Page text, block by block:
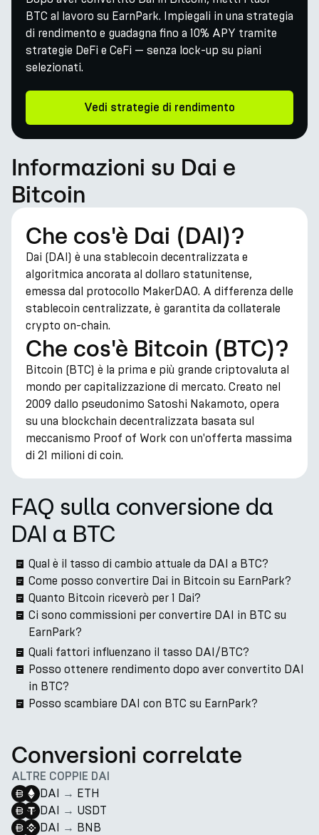
BTC al lavoro su EarnPark. Impiegali in una strategia
di rendimento e guadagna fino a 10% APY tramite
strategie DeFi e CeFi — senza lock-up su piani
selezionati.
Vedi strategie di rendimento
Informazioni su Dai e
Bitcoin
Che cos'è Dai (DAI)?
Dai (DAI) è una stablecoin decentralizzata e
algoritmica ancorata al dollaro statunitense,
emessa dal protocollo MakerDAO. A differenza delle
stablecoin centralizzate, è garantita da collaterale
crypto on-chain.
Che cos'è Bitcoin (BTC)?
Bitcoin (BTC) è la prima e più grande criptovaluta al
mondo per capitalizzazione di mercato. Creato nel
2009 dallo pseudonimo Satoshi Nakamoto, opera
su una blockchain decentralizzata basata sul
meccanismo Proof of Work con un'offerta massima
di 21 milioni di coin.
FAQ sulla conversione da
DAI a BTC
Qual è il tasso di cambio attuale da DAI a BTC?
Come posso convertire Dai in Bitcoin su EarnPark?
Quanto Bitcoin riceverò per 1 Dai?
Ci sono commissioni per convertire DAI in BTC su
EarnPark?
Quali fattori influenzano il tasso DAI/BTC?
Posso ottenere rendimento dopo aver convertito DAI
in BTC?
Posso scambiare DAI con BTC su EarnPark?
Conversioni correlate
ALTRE COPPIE DAI
DAI → ETH
DAI → USDT
DAI → BNB